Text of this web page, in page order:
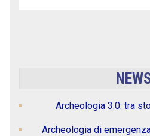
Archeologia 3.0: tra
Archeologia di